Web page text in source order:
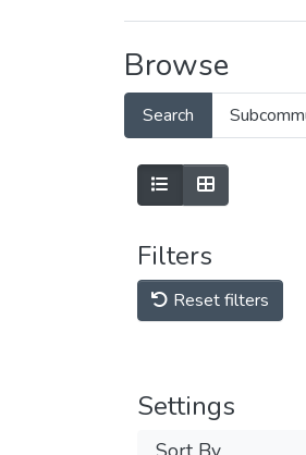
Browse
Search
Filters
Reset filters
Settings